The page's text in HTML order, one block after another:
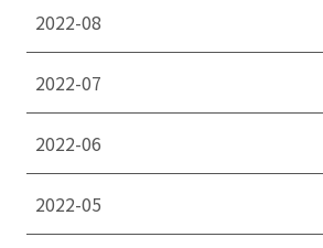
2022-08
2022-07
2022-06
2022-05